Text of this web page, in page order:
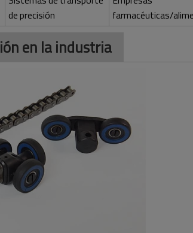
de precisión
farmacéuticas/
en la industria